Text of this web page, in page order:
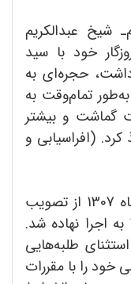
شیخ عبدالکریم
خود با سید
حجره‌ای به
تمام‌وقت به
گماشت و بیشتر
کرد. (افراسیابی و
قانون لباس متحدالشکل در 6 دی‌ماه 1307 از تصویب
مجلس گذشت و در آغاز سال 1308 به اجرا نهاده شد.
طلبه‌هایی
خود را با مقررات